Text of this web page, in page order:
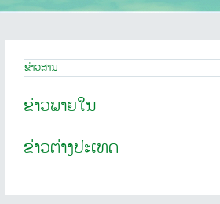
ຂ່າວສານ
ຂ່າວພາຍໃນ
ຂ່າວຕ່າງປະເທດ